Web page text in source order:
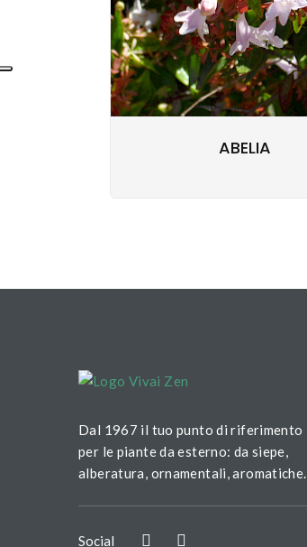
ABELIA
Dal 1967 il tuo punto di riferimento
per le piante da esterno: da siepe,
alberatura, ornamentali, aromatiche.
Social